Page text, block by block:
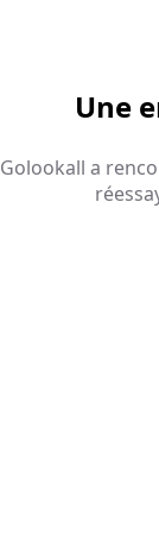
Une
Golookall a